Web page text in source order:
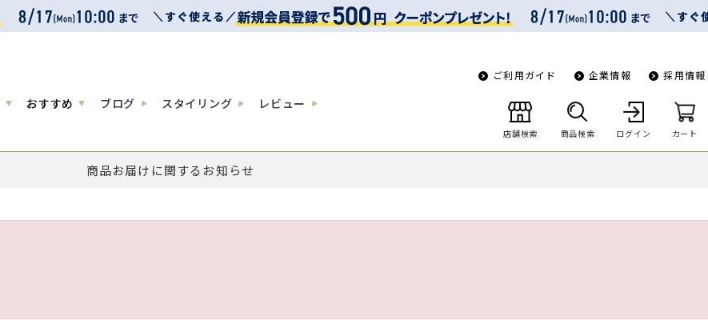
おすすめ ブログ スタイリング レビュー
ご利用ガイド 企業情報 採用情報
店舗検索 商品検索 ログイン カート
商品お届けに関するお知らせ